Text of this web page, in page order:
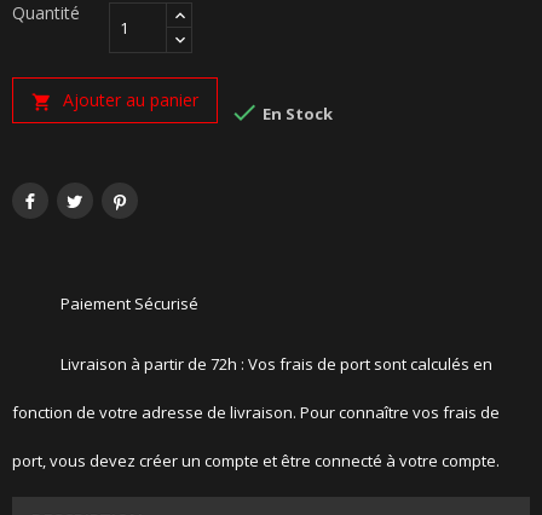
Quantité
 Ajouter au panier  En Stock
Paiement Sécurisé
Livraison à partir de 72h : Vos frais de port sont calculés en
fonction de votre adresse de livraison. Pour connaître vos frais de
port, vous devez créer un compte et être connecté à votre compte.